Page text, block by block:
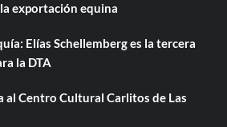
exportación equina
Elías Schellemberg es la tercera
la DTA
al Centro Cultural Carlitos de Las